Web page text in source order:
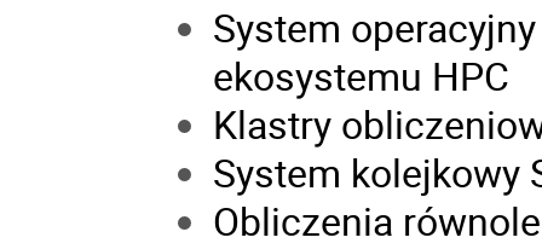
System
ekosystemu HPC
Klastry
System kolejkowy
Obliczenia